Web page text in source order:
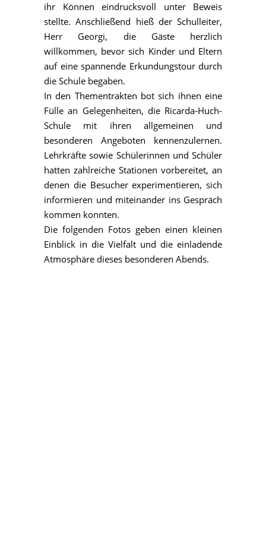
ihr Können eindrucksvoll unter Beweis
stellte. Anschließend hieß der Schulleiter,
Herr Georgi, die Gäste herzlich
willkommen, bevor sich Kinder und Eltern
auf eine spannende Erkundungstour durch
die Schule begaben.
In den Thementrakten bot sich ihnen eine
Fülle an Gelegenheiten, die Ricarda-Huch-
Schule mit ihren allgemeinen und
besonderen Angeboten kennenzulernen.
Lehrkräfte sowie Schülerinnen und Schüler
hatten zahlreiche Stationen vorbereitet, an
denen die Besucher experimentieren, sich
informieren und miteinander ins Gespräch
kommen konnten.
Die folgenden Fotos geben einen kleinen
Einblick in die Vielfalt und die einladende
Atmosphäre dieses besonderen Abends.